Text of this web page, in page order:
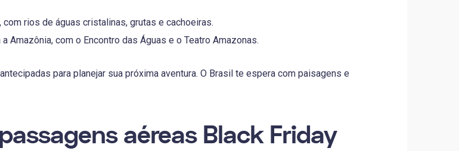
rios de águas cristalinas, grutas e cachoeiras.
Amazônia, com o Encontro das Águas e o Teatro Amazonas.
para planejar sua próxima aventura. O Brasil te espera com paisagens e
aéreas Black Friday